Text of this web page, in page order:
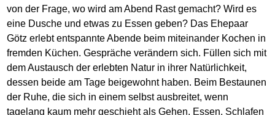
von der Frage, wo wird am Abend Rast gemacht? Wird es
eine Dusche und etwas zu Essen geben? Das Ehepaar
Götz erlebt entspannte Abende beim miteinander Kochen in
fremden Küchen. Gespräche verändern sich. Füllen sich mit
dem Austausch der erlebten Natur in ihrer Natürlichkeit,
dessen beide am Tage beigewohnt haben. Beim Bestaunen
der Ruhe, die sich in einem selbst ausbreitet, wenn
tagelang kaum mehr geschieht als Gehen, Essen, Schlafen